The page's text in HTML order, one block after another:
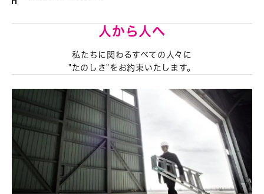
人から人へ
私たちに関わるすべての人々に
"たのしさ"をお約束いたします。